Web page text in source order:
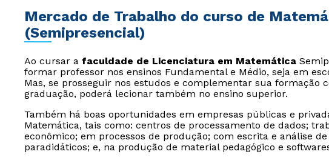
Mercado de Trabalho do curso de
(Semipresencial)
Ao cursar a faculdade de Licenciatura em Matemática
formar professor nos ensinos Fundamental e Médio, seja em
Mas, se prosseguir nos estudos e complementar sua formação
graduação, poderá lecionar também no ensino superior.
Também há boas oportunidades em empresas públicas e
Matemática, tais como: centros de processamento de dados;
econômico; em processos de produção; com escrita e análise
paradidáticos; e, na produção de material pedagógico e